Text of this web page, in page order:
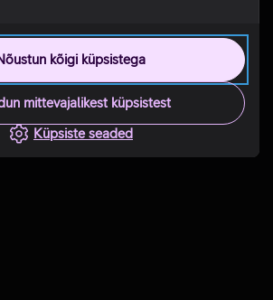
kõigi küpsistega
mittevajalikest küpsistest
Küpsiste seaded